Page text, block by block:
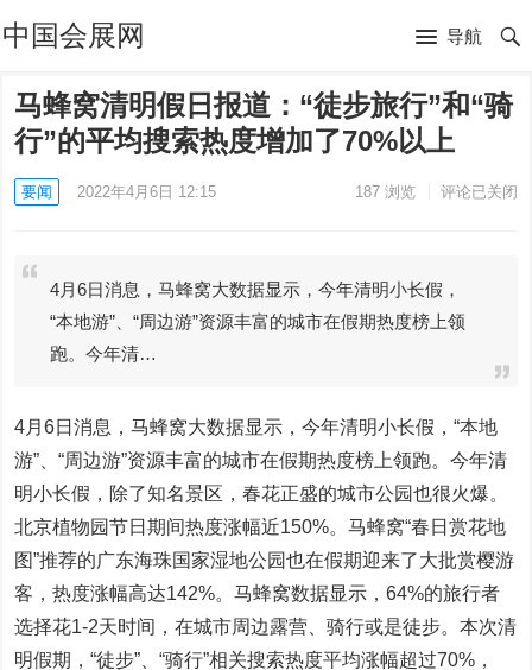
中国会展网 导航
马蜂窝清明假日报道：“徒步旅行”和“骑
行”的平均搜索热度增加了70%以上
要闻 2022年4月6日 12:15 187浏览 评论已关闭
4月6日消息，马蜂窝大数据显示，今年清明小长假，
“本地游”、“周边游”资源丰富的城市在假期热度榜上领
跑。今年清…
4月6日消息，马蜂窝大数据显示，今年清明小长假，“本地
游”、“周边游”资源丰富的城市在假期热度榜上领跑。今年清
明小长假，除了知名景区，春花正盛的城市公园也很火爆。
北京植物园节日期间热度涨幅近150%。马蜂窝“春日赏花地
图”推荐的广东海珠国家湿地公园也在假期迎来了大批赏樱游
客，热度涨幅高达142%。马蜂窝数据显示，64%的旅行者
选择花1-2天时间，在城市周边露营、骑行或是徒步。本次清
明假期，“徒步”、“骑行”相关搜索热度平均涨幅超过70%，